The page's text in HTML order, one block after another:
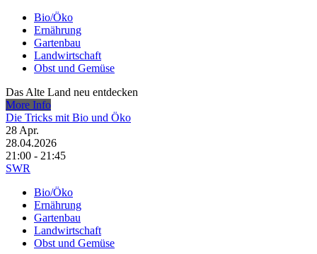
Bio/Öko
Ernährung
Gartenbau
Landwirtschaft
Obst und Gemüse
Das Alte Land neu entdecken
More Info
Die Tricks mit Bio und Öko
28 Apr.
28.04.2026
21:00 - 21:45
SWR
Bio/Öko
Ernährung
Gartenbau
Landwirtschaft
Obst und Gemüse